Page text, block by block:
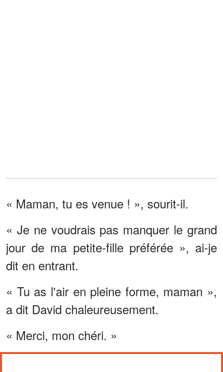
« Maman, tu es venue ! », sourit-il.
« Je ne voudrais pas manquer le grand
jour de ma petite-fille préférée », ai-je
dit en entrant.
« Tu as l'air en pleine forme, maman »,
a dit David chaleureusement.
« Merci, mon chéri. »